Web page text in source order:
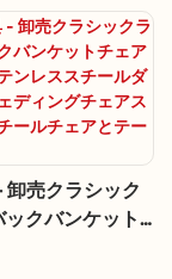
売クラシック
クバンケット